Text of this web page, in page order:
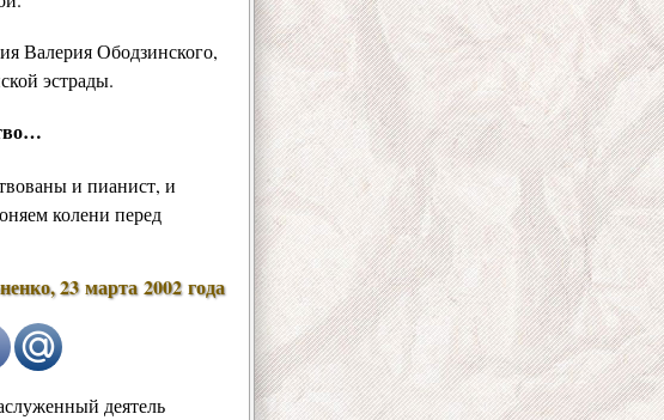
Валерия Ободзинского,
эстрады.
и пианист, и
колени перед
, 23 марта 2002 года
деятель